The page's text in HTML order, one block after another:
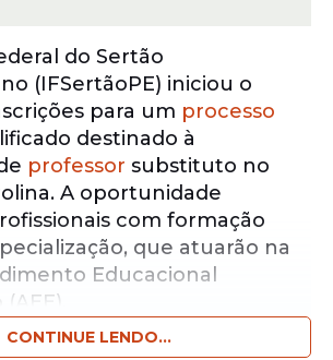
do Sertão
(IFSertãoPE) iniciou o
para um processo
destinado à
professor substituto no
A oportunidade
com formação
que atuarão na
Educacional
CONTINUE LENDO...